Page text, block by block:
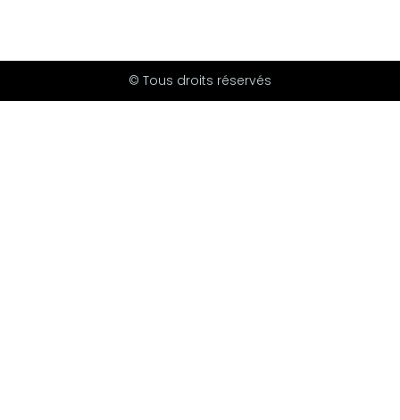
© Tous droits réservés